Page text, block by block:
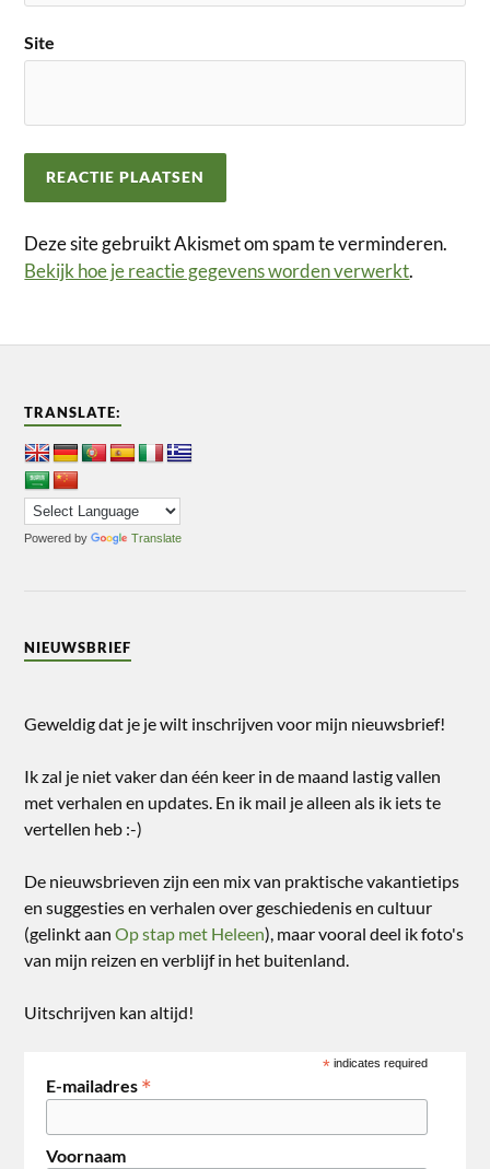
Site
Deze site gebruikt Akismet om spam te verminderen.
Bekijk hoe je reactie gegevens worden verwerkt.
TRANSLATE:
Powered by Translate
NIEUWSBRIEF
Geweldig dat je je wilt inschrijven voor mijn nieuwsbrief!
Ik zal je niet vaker dan één keer in de maand lastig vallen
met verhalen en updates. En ik mail je alleen als ik iets te
vertellen heb :-)
De nieuwsbrieven zijn een mix van praktische vakantietips
en suggesties en verhalen over geschiedenis en cultuur
(gelinkt aanOp stap met Heleen), maar vooral deel ik foto's
van mijn reizen en verblijf in het buitenland.
Uitschrijven kan altijd!
* indicates required
E-mailadres *
Voornaam